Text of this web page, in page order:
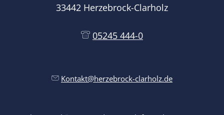
33442 Herzebrock-Clarholz
05245 444-0
Kontakt@herzebrock-clarholz.de